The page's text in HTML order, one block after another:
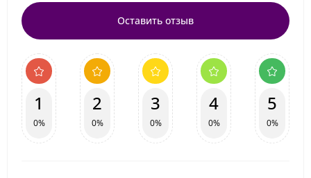
Оставить отзыв
1
0%
2
0%
3
0%
4
0%
5
0%